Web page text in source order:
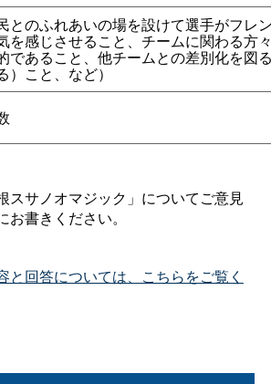
とのふれあいの場を設けて選手がフレ
を感じさせること、チームに関わる方
であること、他チームとの差別化を図
）こと、など）
スサノオマジック」についてご意見
書きください。
と回答については、こちらをご覧く